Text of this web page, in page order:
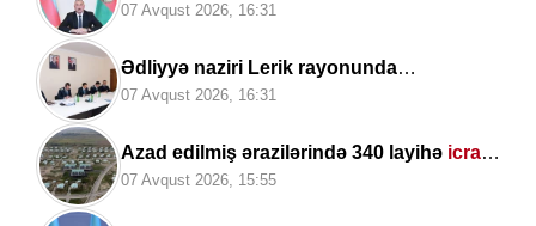
07 Avqust 2026, 16:31
Ədliyyə naziri Lerik rayonunda
vətəndaşları qəbul edib
07 Avqust 2026, 16:31
Azad edilmiş ərazilərində 340 layihə icra
edilib
07 Avqust 2026, 15:55